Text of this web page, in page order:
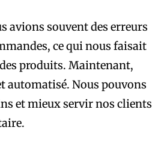
avions souvent des erreurs
ce qui nous faisait
produits. Maintenant,
automatisé. Nous pouvons
et mieux servir nos clients